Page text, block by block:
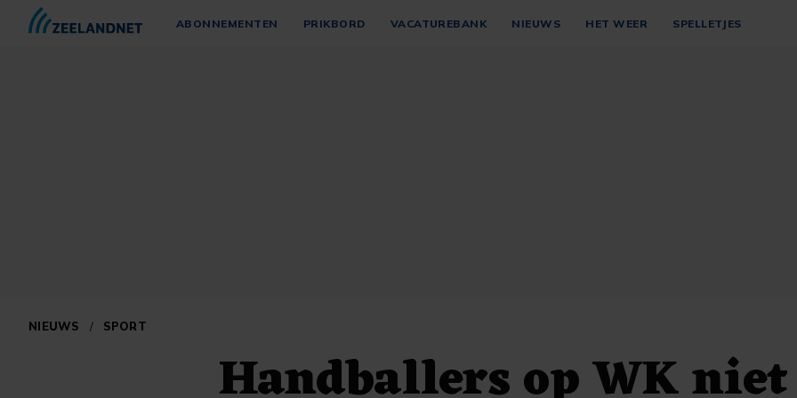
ABONNEMENTEN PRIKBORD VACATUREBANK NIEUWS HET WEER SPELLETJES
NIEUWS / SPORT